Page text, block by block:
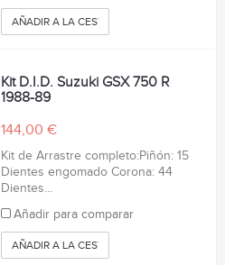
AÑADIR A LA CESTA
Kit D.I.D. Suzuki GSX 750 R
1988-89
144,00 €
Kit de Arrastre completo:Piñón: 15
Dientes engomado Corona: 44
Dientes...
Añadir para comparar
AÑADIR A LA CESTA